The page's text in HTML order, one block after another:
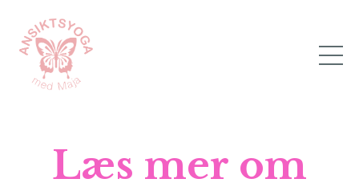
Læs mer om